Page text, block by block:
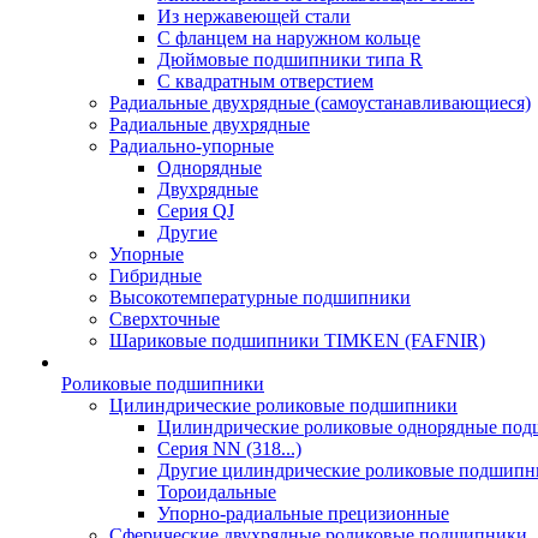
Из нержавеющей стали
С фланцем на наружном кольце
Дюймовые подшипники типа R
С квадратным отверстием
Радиальные двухрядные (самоустанавливающиеся)
Радиальные двухрядные
Радиально-упорные
Однорядные
Двухрядные
Серия QJ
Другие
Упорные
Гибридные
Высокотемпературные подшипники
Сверхточные
Шариковые подшипники TIMKEN (FAFNIR)
Роликовые подшипники
Цилиндрические роликовые подшипники
Цилиндрические роликовые однорядные
Серия NN (318...)
Другие цилиндрические роликовые
Тороидальные
Упорно-радиальные прецизионные